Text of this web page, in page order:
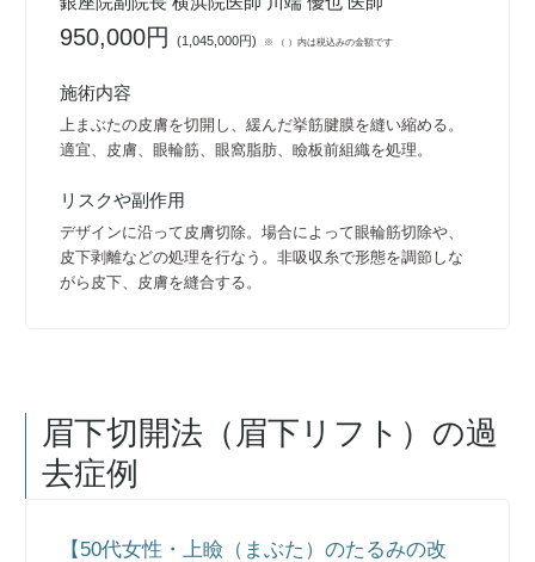
950,000円(1,045,000円) ※ （ ）内は税込みの金額です
施術内容
上まぶたの皮膚を切開し、緩んだ挙筋腱膜を縫い縮める。
適宜、皮膚、眼輪筋、眼窩脂肪、瞼板前組織を処理。
リスクや副作用
デザインに沿って皮膚切除。場合によって眼輪筋切除や、
皮下剥離などの処理を行なう。非吸収糸で形態を調節しな
がら皮下、皮膚を縫合する。
眉下切開法（眉下リフト） の過
去症例
【50代女性・上瞼（まぶた）のたるみの改